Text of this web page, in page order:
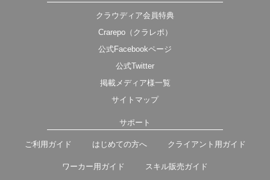
クラウディア会員特典
Crarepo（クラレポ）
公式Facebookページ
公式Twitter
掲載メディア様一覧
サイトマップ
サポート
ご利用ガイド はじめての方へ クライアント用ガイド
ワーカー用ガイド スキル販売ガイド